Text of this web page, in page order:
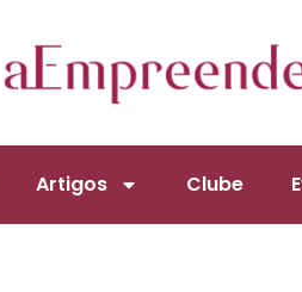
Artigos Clube